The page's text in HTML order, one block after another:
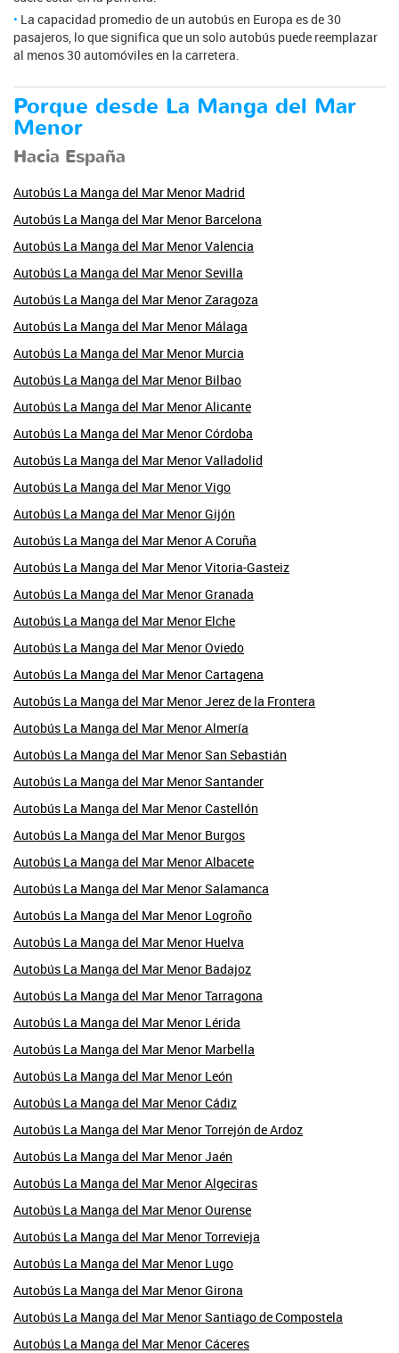
La capacidad promedio de un autobús en Europa es de 30
pasajeros, lo que significa que un solo autobús puede reemplazar
al menos 30 automóviles en la carretera.
Porque desde La Manga del Mar
Menor
Hacia España
Autobús La Manga del Mar Menor Madrid
Autobús La Manga del Mar Menor Barcelona
Autobús La Manga del Mar Menor Valencia
Autobús La Manga del Mar Menor Sevilla
Autobús La Manga del Mar Menor Zaragoza
Autobús La Manga del Mar Menor Málaga
Autobús La Manga del Mar Menor Murcia
Autobús La Manga del Mar Menor Bilbao
Autobús La Manga del Mar Menor Alicante
Autobús La Manga del Mar Menor Córdoba
Autobús La Manga del Mar Menor Valladolid
Autobús La Manga del Mar Menor Vigo
Autobús La Manga del Mar Menor Gijón
Autobús La Manga del Mar Menor A Coruña
Autobús La Manga del Mar Menor Vitoria-Gasteiz
Autobús La Manga del Mar Menor Granada
Autobús La Manga del Mar Menor Elche
Autobús La Manga del Mar Menor Oviedo
Autobús La Manga del Mar Menor Cartagena
Autobús La Manga del Mar Menor Jerez de la Frontera
Autobús La Manga del Mar Menor Almería
Autobús La Manga del Mar Menor San Sebastián
Autobús La Manga del Mar Menor Santander
Autobús La Manga del Mar Menor Castellón
Autobús La Manga del Mar Menor Burgos
Autobús La Manga del Mar Menor Albacete
Autobús La Manga del Mar Menor Salamanca
Autobús La Manga del Mar Menor Logroño
Autobús La Manga del Mar Menor Huelva
Autobús La Manga del Mar Menor Badajoz
Autobús La Manga del Mar Menor Tarragona
Autobús La Manga del Mar Menor Lérida
Autobús La Manga del Mar Menor Marbella
Autobús La Manga del Mar Menor León
Autobús La Manga del Mar Menor Cádiz
Autobús La Manga del Mar Menor Torrejón de Ardoz
Autobús La Manga del Mar Menor Jaén
Autobús La Manga del Mar Menor Algeciras
Autobús La Manga del Mar Menor Ourense
Autobús La Manga del Mar Menor Torrevieja
Autobús La Manga del Mar Menor Lugo
Autobús La Manga del Mar Menor Girona
Autobús La Manga del Mar Menor Santiago de Compostela
Autobús La Manga del Mar Menor Cáceres